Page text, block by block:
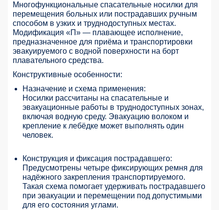
Многофункциональные спасательные носилки для
перемещения больных или пострадавших ручным
способом в узких и труднодоступных местах.
Модификация «П» — плавающее исполнение,
предназначенное для приёма и транспортировки
эвакуируемого с водной поверхности на борт
плавательного средства.
Конструктивные особенности:
Назначение и схема применения:
Носилки рассчитаны на спасательные и
эвакуационные работы в труднодоступных зонах,
включая водную среду. Эвакуацию волоком и
крепление к лебёдке может выполнять один
человек.
Конструкция и фиксация пострадавшего:
Предусмотрены четыре фиксирующих ремня для
надёжного закрепления транспортируемого.
Такая схема помогает удерживать пострадавшего
при эвакуации и перемещении под допустимыми
для его состояния углами.